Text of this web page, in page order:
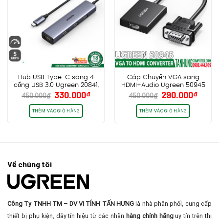
Hub USB Type-C sang 4
cổng USB 3.0 Ugreen 20841,
Vỏ nhôm, dây bọc dù
450.000₫ Giá
gốc
là:
450.000₫.
330.000₫Giá
THÊM VÀO GIỎ HÀNG
Cáp Chuyển VGA sang
HDMI+Audio Ugreen 50945
CM513 (dài 25cm, có cổng
trợ nguồn USB-C)
450.000₫ Giá
gốc
là:
450.000₫.
290.000₫Giá
THÊM VÀO GIỎ HÀNG
Về chúng tôi
Công Ty TNHH TM – DV VI TÍNH TẤN HƯNGlà nhà phân phối, cung cấp
thiết bị phụ kiện, dây tín hiệu từ các nhãn hàng chính hãnguy tín trên thị